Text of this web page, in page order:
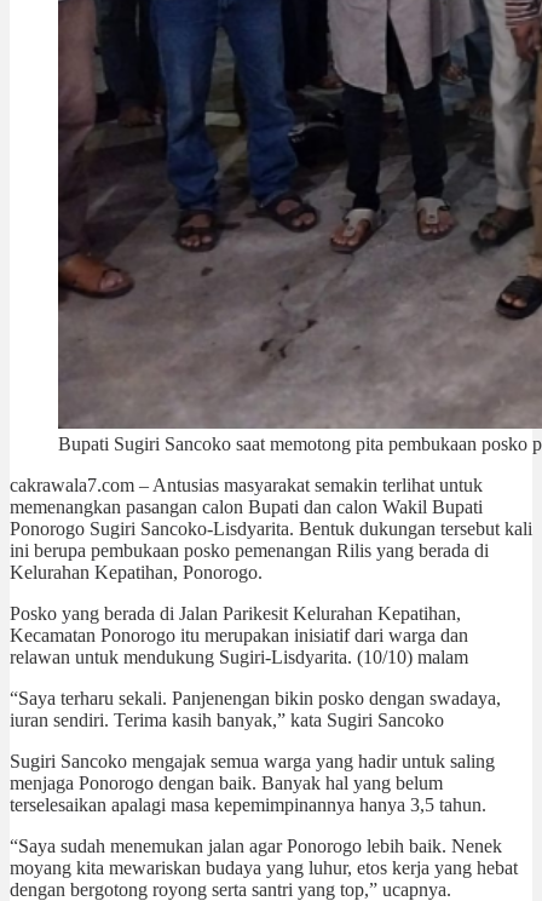
Bupati Sugiri Sancoko saat memotong pita pembukaan posko
cakrawala7.com – Antusias masyarakat semakin terlihat untuk
memenangkan pasangan calon Bupati dan calon Wakil Bupati
Ponorogo Sugiri Sancoko-Lisdyarita. Bentuk dukungan tersebut kali
ini berupa pembukaan posko pemenangan Rilis yang berada di
Kelurahan Kepatihan, Ponorogo.
Posko yang berada di Jalan Parikesit Kelurahan Kepatihan,
Kecamatan Ponorogo itu merupakan inisiatif dari warga dan
relawan untuk mendukung Sugiri-Lisdyarita. (10/10) malam
“Saya terharu sekali. Panjenengan bikin posko dengan swadaya,
iuran sendiri. Terima kasih banyak,” kata Sugiri Sancoko
Sugiri Sancoko mengajak semua warga yang hadir untuk saling
menjaga Ponorogo dengan baik. Banyak hal yang belum
terselesaikan apalagi masa kepemimpinannya hanya 3,5 tahun.
“Saya sudah menemukan jalan agar Ponorogo lebih baik. Nenek
moyang kita mewariskan budaya yang luhur, etos kerja yang hebat
dengan bergotong royong serta santri yang top,” ucapnya.